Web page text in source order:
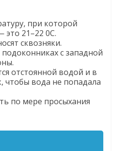
при которой
это 21–22 0С.
сквозняки.
с западной
отстоянной водой и в
чтобы вода не попадала
по мере просыхания